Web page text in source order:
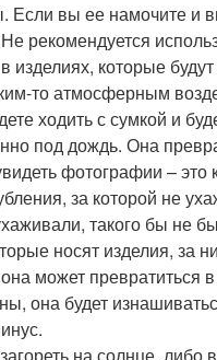
Если вы ее намочите и
рекомендуется
изделиях, которые будут
то атмосферным
ходить с сумкой и
под дождь. Она
фотографии – это
за которой не
такого бы не
носят изделия, за
может превратиться в
она будет